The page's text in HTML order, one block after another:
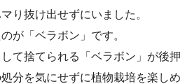
り抜け出せずにいました。
が「ベラボン」です。
て捨てられる「ベラボン」が後押
分を気にせずに植物栽培を楽しめ